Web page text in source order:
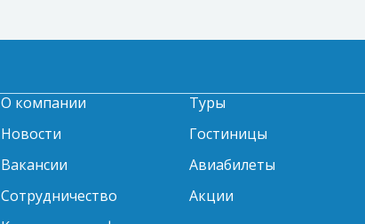
О компании
Новости
Вакансии
Сотрудничество
Туры
Гостиницы
Авиабилеты
Акции